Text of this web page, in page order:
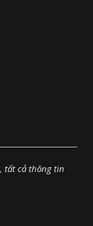
tất cả thông tin